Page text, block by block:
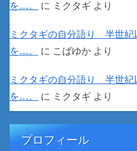
を…。
に ミクタギ より
ミクタギの自分語り 半世紀
を…。
に こばゆか より
ミクタギの自分語り 半世紀
を…。
に ミクタギ より
プロフィール